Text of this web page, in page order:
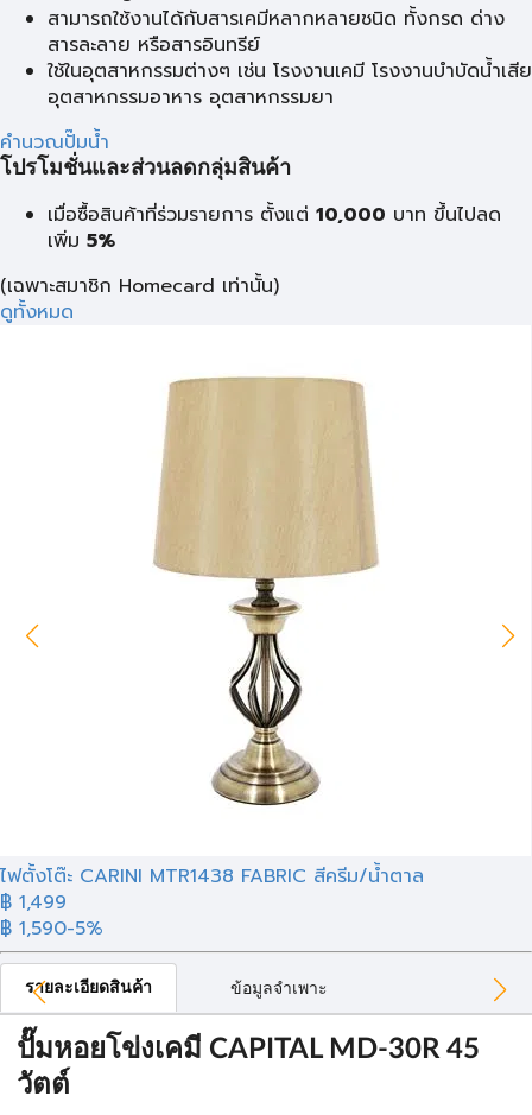
สามารถใช้งานได้กับสารเคมีหลากหลายชนิด ทั้งกรด ด่าง
สารละลาย หรือสารอินทรีย์
ใช้ในอุตสาหกรรมต่างๆ เช่น โรงงานเคมี โรงงานบำบัดน้ำเสีย
อุตสาหกรรมอาหาร อุตสาหกรรมยา
คำนวณปั๊มน้ำ
โปรโมชั่นและส่วนลดกลุ่มสินค้า
เมื่อซื้อสินค้าที่ร่วมรายการ ตั้งแต่ 10,000 บาท ขึ้นไปลด
เพิ่ม 5%
(เฉพาะสมาชิก Homecard เท่านั้น)
ดูทั้งหมด
ไฟตั้งโต๊ะ CARINI MTR1438 FABRIC สีครีม/น้ำตาล
฿ 1,499
฿ 1,590-5%
รายละเอียดสินค้า ข้อมูลจำเพาะ
ปั๊มหอยโข่งเคมี CAPITAL MD-30R 45
วัตต์